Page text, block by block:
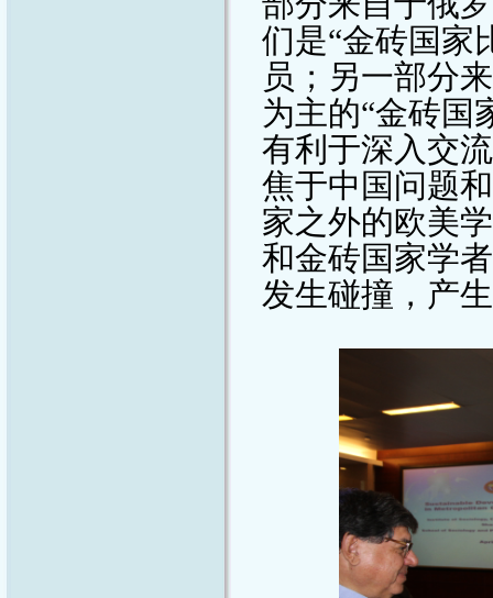
们是“金砖国家
员；另一部分
为主的“金砖国
有利于深入交
焦于中国问题
家之外的欧美
和金砖国家学
发生碰撞，产